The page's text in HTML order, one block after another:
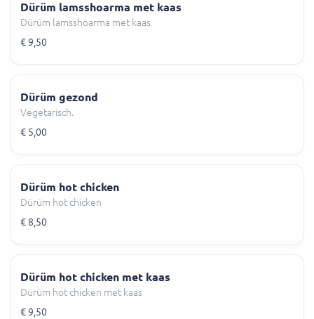
Dürüm lamsshoarma met kaas
Dürüm lamsshoarma met kaas
€ 9,50
Dürüm gezond
Vegetarisch.
€ 5,00
Dürüm hot chicken
Dürüm hot chicken
€ 8,50
Dürüm hot chicken met kaas
Dürüm hot chicken met kaas
€ 9,50